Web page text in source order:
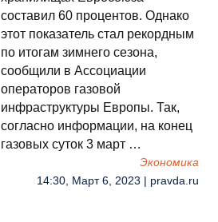
составил 60 процентов. Однако
этот показатель стал рекордным
по итогам зимнего сезона,
сообщили в Ассоциации
операторов газовой
инфраструктуры Европы. Так,
согласно информации, на конец
газовых суток 3 март …
Экономика
14:30, Март 6, 2023 | pravda.ru